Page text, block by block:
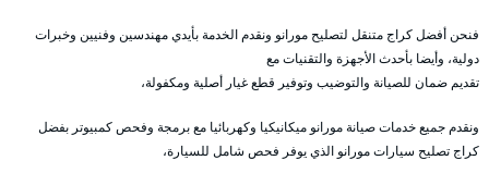
فنحن أفضل كراج متنقل لتصليح مورانو ونقدم الخدمة بأيدي مهندسين وفنيين وخبرات
دولية، وأيضا بأحدث الأجهزة والتقنيات مع
تقديم ضمان للصيانة والتوضيب وتوفير قطع غيار أصلية ومكفولة،
ونقدم جميع خدمات صيانة مورانو ميكانيكيا وكهربائيا مع برمجة وفحص كمبيوتر بفضل
كراج تصليح سيارات مورانو الذي يوفر فحص شامل للسيارة،